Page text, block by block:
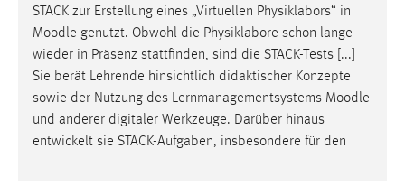
STACK zur Erstellung eines „Virtuellen Physiklabors“ in
Moodle genutzt. Obwohl die Physiklabore schon lange
wieder in Präsenz stattfinden, sind die STACK-Tests [...]
Sie berät Lehrende hinsichtlich didaktischer Konzepte
sowie der Nutzung des Lernmanagementsystems Moodle
und anderer digitaler Werkzeuge. Darüber hinaus
entwickelt sie STACK-Aufgaben, insbesondere für den